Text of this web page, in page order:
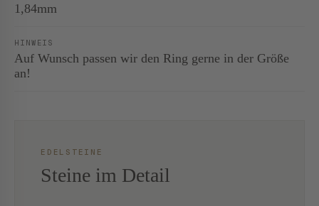
1,84mm
HINWEIS
Auf Wunsch passen wir den Ring gerne in der Größe
an!
EDELSTEINE
Steine im Detail